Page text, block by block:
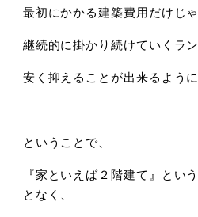
最初にかかる建築費用だけじゃ
継続的に掛かり続けていくラ
安く抑えることが出来るように
ということで、
『家といえば２階建て』とい
となく、